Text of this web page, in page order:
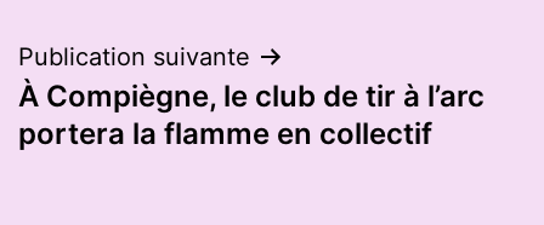
Publication suivante
À Compiègne, le club de tir à l’arc
portera la flamme en collectif